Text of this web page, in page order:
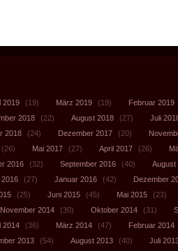
2019 (19) März 2019 (19) Februar 2019
2018 (22) August 2018 (27)
Juli
2018 (24) Dezember 2017 (20)
(26) Mai 2017 (27) April 2017 (26)
2016 (32) September 2016 (40)
August
(27) Januar 2016 (42)
Dezember
(25) Juni 2015 (45) Mai 2015
(23)
November 2014 (30) Oktober 2014 (31)
2014 (36) März 2014 (47) Februar 2014
2013 (54) August 2013 (40)
Juli